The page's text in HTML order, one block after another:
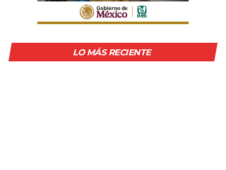
LO MÁS RECIENTE